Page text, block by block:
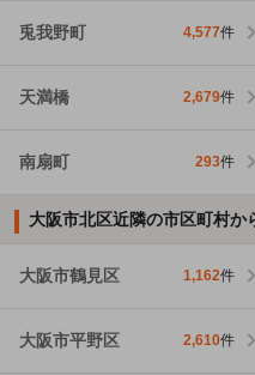
兎我野町 4,577件
天満橋 2,679件
南扇町 293件
大阪市北区近隣の市区町村か
大阪市鶴見区 1,162件
大阪市平野区 2,610件